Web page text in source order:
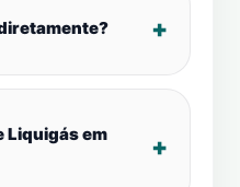
Liquigás em